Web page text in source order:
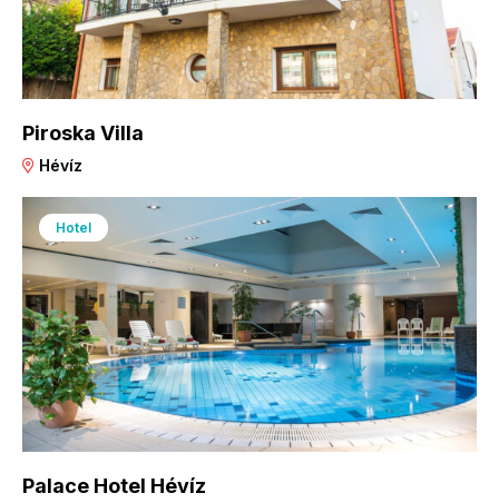
Piroska Villa
Hévíz
Hotel
Palace Hotel Hévíz